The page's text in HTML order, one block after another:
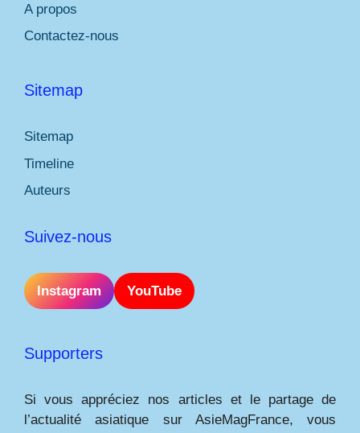
A propos
Contactez-nous
Sitemap
Sitemap
Timeline
Auteurs
Suivez-nous
Instagram YouTube
Supporters
Si vous appréciez nos articles et le partage de
l’actualité asiatique sur AsieMagFrance, vous